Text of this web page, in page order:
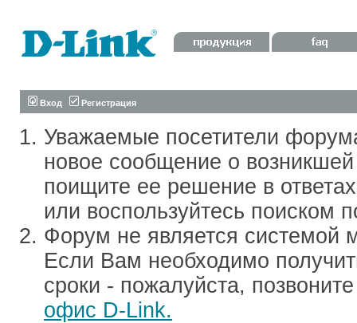
Вход Регистрация
Уважаемые посетители
новое сообщение о
поищите ее решение в
или воспользуйтесь поиском
Форум не является системой
Если Вам необходимо
сроки - пожалуйста,
офис D-Link.